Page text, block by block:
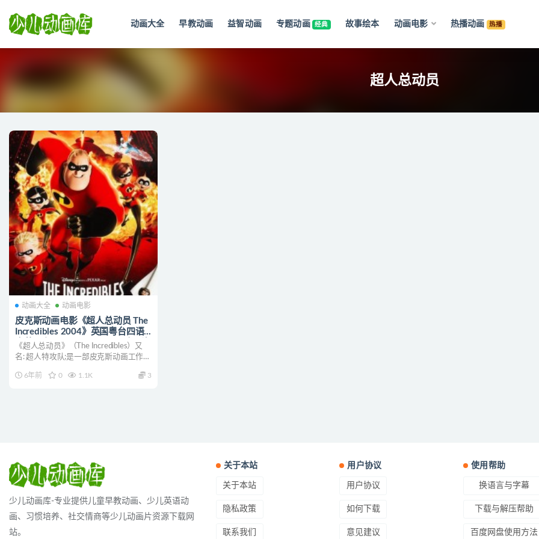
动画大全 早教动画 益智动画 专题动画 经典 故事绘本 动画电影 热播动画 热播
超人总动员
动画大全 动画电影
皮克斯动画电影《超人总动员 The
Incredibles 2004》英国粤台四语
中英双字 720P/MKV/3.3G 动画片
超人总动员下载
《超人总动员》（The Incredibles）又
名: 超人特攻队;是一部皮克斯动画工作室
6年前
0 1.1K 3
少儿动画库-专业提供儿童早教动画、少儿英语动
画、习惯培养、社交情商等少儿动画片资源下载网
站。
关于本站
关于本站
隐私政策
联系我们
用户协议
用户协议
如何下载
意见建议
使用帮助
换语言与字幕
下载与解压帮助
百度网盘使用方法